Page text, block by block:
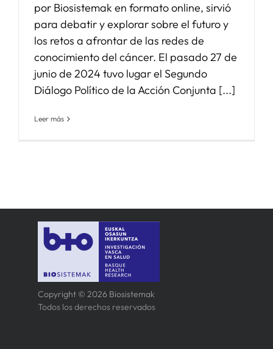
por Biosistemak en formato online, sirvió
para debatir y explorar sobre el futuro y
los retos a afrontar de las redes de
conocimiento del cáncer. El pasado 27 de
junio de 2024 tuvo lugar el Segundo
Diálogo Político de la Acción Conjunta [...]
Leer más
Copyright © 2026 Biosistemak
Todos los derechos reservados